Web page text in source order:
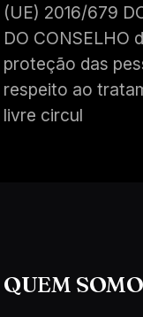
(UE) 2016/679
DO CONSELHO
proteção das
respeito ao
livre circul
QUEM